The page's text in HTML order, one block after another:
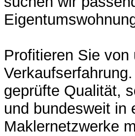
Profitieren Sie
geprüfte Qualität,
und bundesweit in
Maklernetzwerke